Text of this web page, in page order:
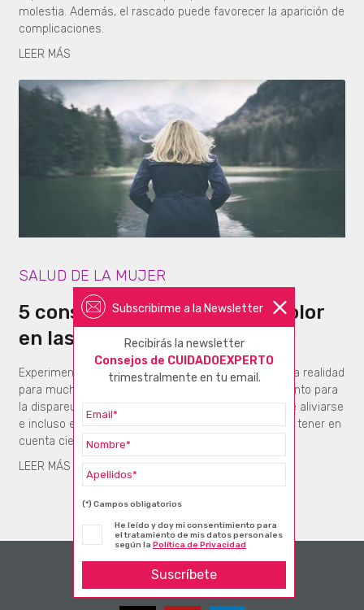
molestia. Además, el rascado puede favorecer la aparición de
complicaciones.
LEER MÁS
SALUD DE LA MUJER
5 consejos para abordar el dolor
en las relaciones sexuales
Experimentar dolor en las relaciones sexuales es una realidad
para muchas mujeres. No obstante, con un tratamiento para
la dispareunia adecuado, esta afección íntima puede aliviarse
e incluso eliminarse por completo. Para ello, hay que tener en
cuenta ciertos factores.
LEER MÁS
Subscribirme a la Newsletter
Recibirás la newsletter
Consejos de CUIDADOEXPERTO
trimestralmente en tu email.
(*) Campos obligatorios
He leído y doy mi consentimiento para
el tratamiento de mis datos personales
según la Política de Privacidad
Suscríbete